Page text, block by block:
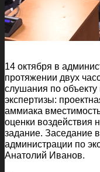
14 октября в
протяжении двух
слушания по объекту
экспертизы:
аммиака
оценки воздействия
задание. Заседание
администрации по
Анатолий Иванов.